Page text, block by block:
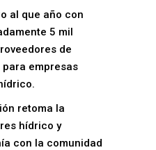
al que año con
5 mil
de
empresas
retoma la
hídrico y
con la comunidad